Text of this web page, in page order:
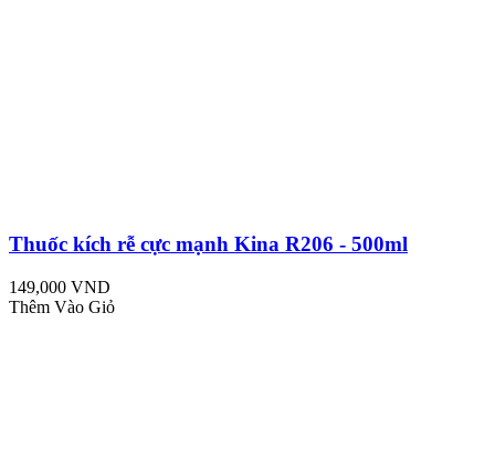
Thuốc kích rễ cực mạnh Kina R206 - 500ml
149,000 VND
Thêm Vào Giỏ